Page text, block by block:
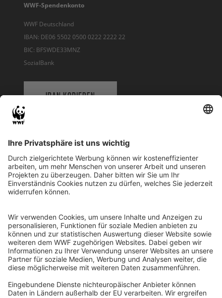
WWF-Spendenkonto
WWF Deutschland
IBAN: DE06 5502 0500 0222 2222 22
BIC: BFSWDE33MNZ
SozialBank
IBAN KOPIEREN
WWF Deutschland
Reinhardtstr. 18
10117 Berlin
Ihre Spende kann steuerlich geltend gemacht werden
Registriert als Stiftung WWF Deutschland, Senatsverwaltung für
Justiz Berlin, Az: 3416/976/2
Umsatzsteuer-Identifikationsnummer: DE 114236103
Freistellungsbescheid: Als gemeinnützige Körperschaft befreit
von der Körperschaftssteuer gem. §5 I 9 KStg. unter der